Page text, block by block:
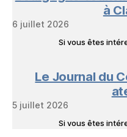
à
6 juillet 2026
Si vous êtes
Le Journal du
5 juillet 2026
Si vous êtes